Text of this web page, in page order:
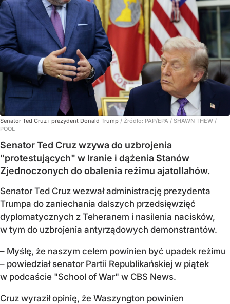
Senator Ted Cruz i prezydent Donald Trump / Źródło: PAP/EPA / SHAWN THEW /
POOL
Senator Ted Cruz wzywa do uzbrojenia
"protestujących" w Iranie i dążenia Stanów
Zjednoczonych do obalenia reżimu ajatollahów.
Senator Ted Cruz wezwał administrację prezydenta
Trumpa do zaniechania dalszych przedsięwzięć
dyplomatycznych z Teheranem i nasilenia nacisków,
w tym do uzbrojenia antyrządowych demonstrantów.
– Myślę, że naszym celem powinien być upadek reżimu
– powiedział senator Partii Republikańskiej w piątek
w podcaście "School of War" w CBS News.
Cruz wyraził opinię, że Waszyngton powinien